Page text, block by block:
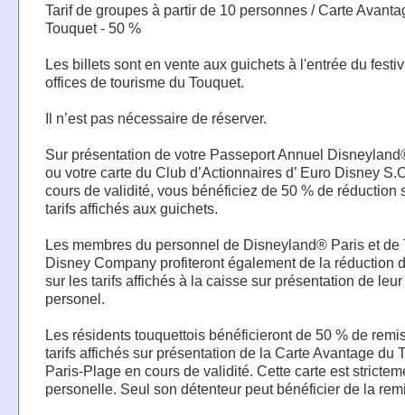
Tarif de groupes à partir de 10 personnes / Carte
Touquet - 50 %
Les billets sont en vente aux guichets à l'entrée du
offices de tourisme du Touquet.
Il n’est pas nécessaire de réserver.
Sur présentation de votre Passeport Annuel
ou votre carte du Club d’Actionnaires d’ Euro Disney
cours de validité, vous bénéficiez de 50 % de réduction
tarifs affichés aux guichets.
Les membres du personnel de Disneyland® Paris et de
Disney Company profiteront également de la réduction
sur les tarifs affichés à la caisse sur présentation de
personel.
Les résidents touquettois bénéficieront de 50 % de
tarifs affichés sur présentation de la Carte Avantage du
Paris-Plage en cours de validité. Cette carte est
personelle. Seul son détenteur peut bénéficier de la